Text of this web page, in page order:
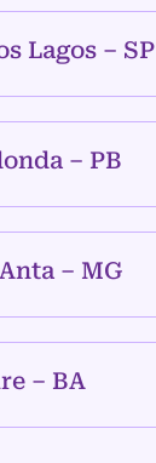
Lagos – SP
– PB
– MG
– BA